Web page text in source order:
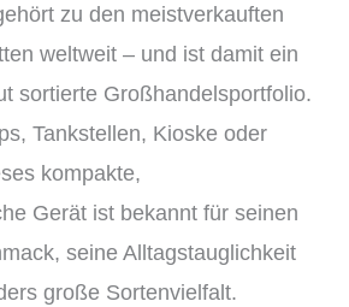
zu den meistverkauften
weltweit – und ist damit ein
sortierte Großhandelsportfolio.
Tankstellen, Kioske oder
kompakte,
Gerät ist bekannt für seinen
seine Alltagstauglichkeit
große Sortenvielfalt.